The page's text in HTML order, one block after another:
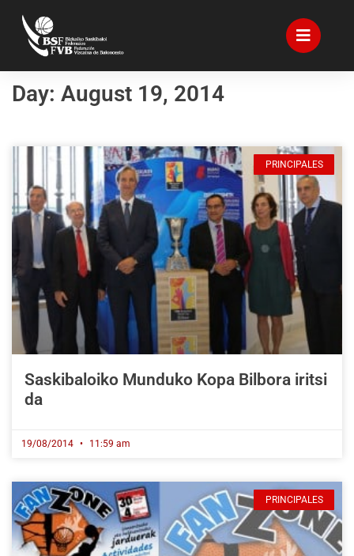
Day: August 19, 2014
PRINCIPALES
Saskibaloiko Munduko Kopa Bilbora iritsi
da
19/08/2014 11:59 am
PRINCIPALES